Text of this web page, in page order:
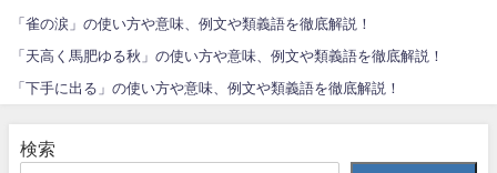
「雀の涙」の使い方や意味、例文や類義語を徹底解説！
「天高く馬肥ゆる秋」の使い方や意味、例文や類義語を徹底解説！
「下手に出る」の使い方や意味、例文や類義語を徹底解説！
検索